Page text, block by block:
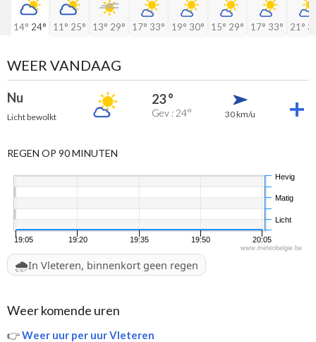
14° 24° 11° 25° 13° 29° 17° 33° 19° 30° 15° 29° 17° 33° 21°
WEER VANDAAG
Nu
Licht bewolkt
23 °
Gev : 24° 30 km/u
REGEN OP 90 MINUTEN
19:05 19:20 19:35 19:50 20:05
Licht
Matig
Hevig
www.meteobelgie.be
🌧️In Vleteren, binnenkort geen regen
Weer komende uren
👉Weer uur per uur Vleteren